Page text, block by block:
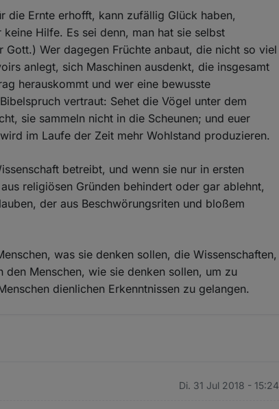
die Ernte erhofft, kann zufällig Glück haben,
Hilfe. Es sei denn, man hat sie selbst
Wer dagegen Früchte anbaut, die nicht so viel
anlegt, sich Maschinen ausdenkt, die insgesamt
herauskommt und wer eine bewusste
vertraut: Sehet die Vögel unter dem
sie sammeln nicht in die Scheunen; und euer
im Laufe der Zeit mehr Wohlstand produzieren.
betreibt, und wenn sie nur in ersten
religiösen Gründen behindert oder gar ablehnt,
der aus Beschwörungsriten und bloßem
was sie denken sollen, die Wissenschaften,
Menschen, wie sie denken sollen, um zu
dienlichen Erkenntnissen zu gelangen.
Di. 31 Jul 2018 - 15:24